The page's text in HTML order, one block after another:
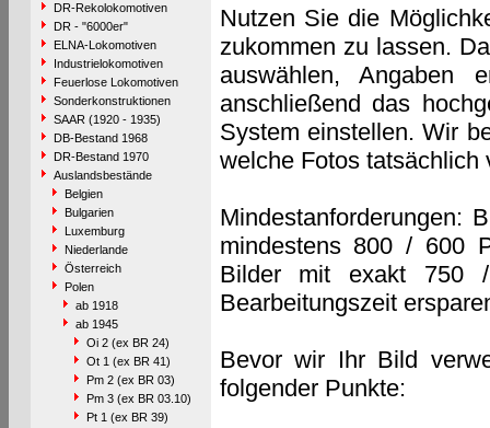
DR-Rekolokomotiven
DR - "6000er"
ELNA-Lokomotiven
Industrielokomotiven
Feuerlose Lokomotiven
Sonderkonstruktionen
SAAR (1920 - 1935)
DB-Bestand 1968
DR-Bestand 1970
Auslandsbestände
Belgien
Bulgarien
Luxemburg
Niederlande
Österreich
Polen
ab 1918
ab 1945
Oi 2 (ex BR 24)
Ot 1 (ex BR 41)
Pm 2 (ex BR 03)
Pm 3 (ex BR 03.10)
Pt 1 (ex BR 39)
Nutzen Sie die
zukommen zu lassen.
auswählen, Angaben
anschließend das
System einstellen. Wir
welche Fotos tatsächlich
Mindestanforderungen:
mindestens 800 / 600
Bilder mit exakt 750
Bearbeitungszeit
Bevor wir Ihr Bild
folgender Punkte: